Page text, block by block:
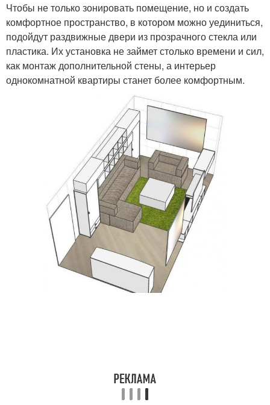
Чтобы не только зонировать помещение, но и создать
комфортное пространство, в котором можно уединиться,
подойдут раздвижные двери из прозрачного стекла или
пластика. Их установка не займет столько времени и сил,
как монтаж дополнительной стены, а интерьер
однокомнатной квартиры станет более комфортным.